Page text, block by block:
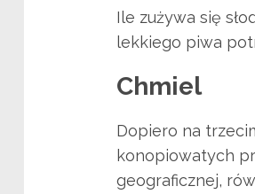
Ile zużywa się
lekkiego piwa
Chmiel
Dopiero na
konopiowatych
geograficznej,